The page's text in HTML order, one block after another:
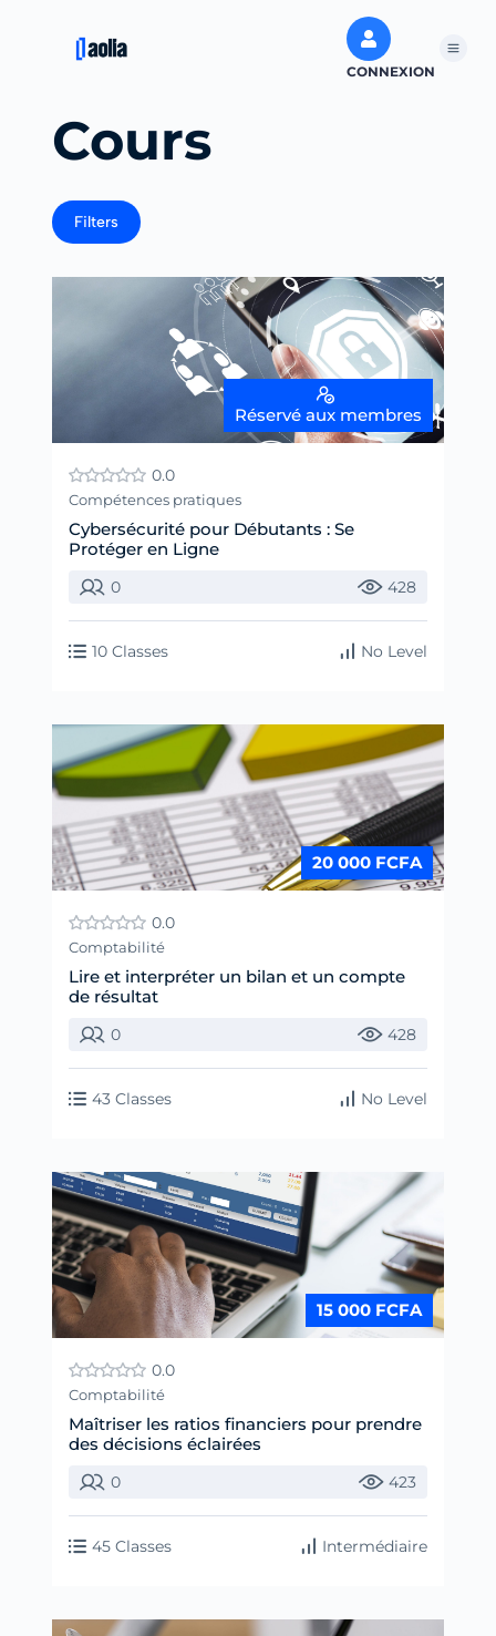
CONNEXION
Cours
Filters
Réservé aux membres
0.0
Compétences pratiques
Cybersécurité pour Débutants : Se
Protéger en Ligne
0 428
10 Classes No Level
20 000 FCFA
0.0
Comptabilité
Lire et interpréter un bilan et un compte
de résultat
0 428
43 Classes No Level
15 000 FCFA
0.0
Comptabilité
Maîtriser les ratios financiers pour prendre
des décisions éclairées
0 423
45 Classes Intermédiaire